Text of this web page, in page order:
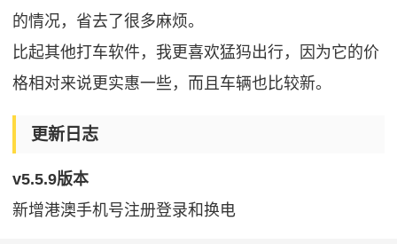
的情况，省去了很多麻烦。
比起其他打车软件，我更喜欢猛犸出行，因为它的价
格相对来说更实惠一些，而且车辆也比较新。
更新日志
v5.5.9版本
新增港澳手机号注册登录和换电